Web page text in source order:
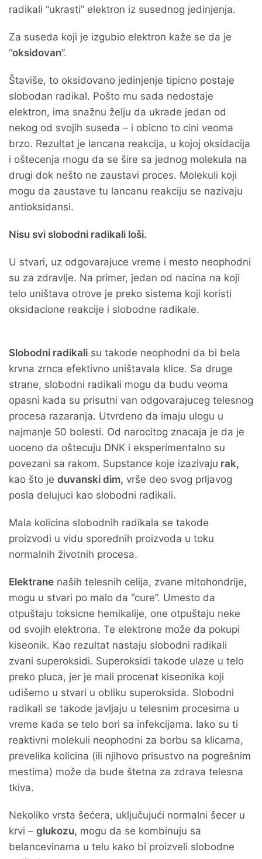
radikali “ukrasti” elektron iz susednog jedinjenja.
Za suseda koji je izgubio elektron kaže se da je
“oksidovan”.
Štaviše, to oksidovano jedinjenje tipicno postaje
slobodan radikal. Pošto mu sada nedostaje
elektron, ima snažnu želju da ukrade jedan od
nekog od svojih suseda – i obicno to cini veoma
brzo. Rezultat je lancana reakcija, u kojoj oksidacija
i oštecenja mogu da se šire sa jednog molekula na
drugi dok nešto ne zaustavi proces. Molekuli koji
mogu da zaustave tu lancanu reakciju se nazivaju
antioksidansi.
Nisu svi slobodni radikali loši.
U stvari, uz odgovarajuce vreme i mesto neophodni
su za zdravlje. Na primer, jedan od nacina na koji
telo uništava otrove je preko sistema koji koristi
oksidacione reakcije i slobodne radikale.
Slobodni radikali su takode neophodni da bi bela
krvna zrnca efektivno uništavala klice. Sa druge
strane, slobodni radikali mogu da budu veoma
opasni kada su prisutni van odgovarajuceg telesnog
procesa razaranja. Utvrdeno da imaju ulogu u
najmanje 50 bolesti. Od narocitog znacaja je da je
uoceno da oštecuju DNK i eksperimentalno su
povezani sa rakom. Supstance koje izazivaju rak,
kao što je duvanski dim, vrše deo svog prljavog
posla delujuci kao slobodni radikali.
Mala kolicina slobodnih radikala se takode
proizvodi u vidu sporednih proizvoda u toku
normalnih životnih procesa.
Elektrane naših telesnih celija, zvane mitohondrije,
mogu u stvari po malo da “cure”. Umesto da
otpuštaju toksicne hemikalije, one otpuštaju neke
od svojih elektrona. Te elektrone može da pokupi
kiseonik. Kao rezultat nastaju slobodni radikali
zvani superoksidi. Superoksidi takode ulaze u telo
preko pluca, jer je mali procenat kiseonika koji
udišemo u stvari u obliku superoksida. Slobodni
radikali se takode javljaju u telesnim procesima u
vreme kada se telo bori sa infekcijama. Iako su ti
reaktivni molekuli neophodni za borbu sa klicama,
prevelika kolicina (ili njihovo prisustvo na pogrešnim
mestima) može da bude štetna za zdrava telesna
tkiva.
Nekoliko vrsta šećera, uključujući normalni šecer u
krvi – glukozu, mogu da se kombinuju sa
belancevinama u telu kako bi proizveli slobodne